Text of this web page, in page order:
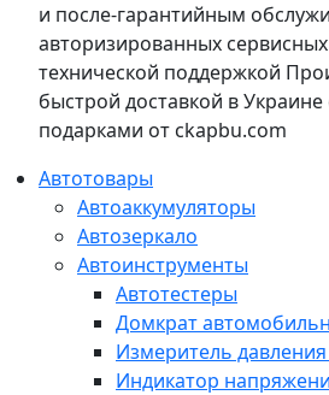
и после-гарантийным
авторизированных
технической поддержкой
быстрой доставкой в
подарками от ckapbu.com
Автотовары
Автоаккумуляторы
Автозеркало
Автоинструменты
Автотестеры
Домкрат
Измеритель
Индикатор